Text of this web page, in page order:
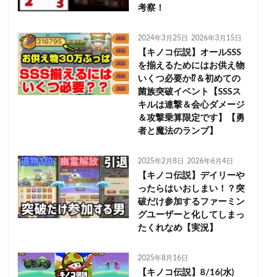
考察！
2024年3月25日 2026年3月15日
【キノコ伝説】オールSSS
を揃えるためにはお供え物
いくつ必要か⁉＆初めての
菌族突破イベント【SSSス
キルは連撃＆会心ダメージ
＆攻撃乗算限定です】【勇
者と魔法のランプ】
2025年2月8日 2026年6月4日
【キノコ伝説】デイリーや
ったらはいおしまい！？突
破だけ参加するファーミン
グユーザーと化してしまっ
たくれなめ【実況】
2025年8月16日
【キノコ伝説】8/16(水)